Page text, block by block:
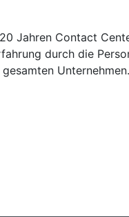
Jahren Contact
durch die
Unternehmen.